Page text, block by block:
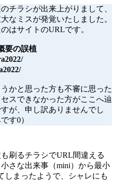
な
ど
通
販
に
つ
い
の
Q&A
に
チラシが出来上がりまして、
なミスが発覚いたしました。
はサイトのURLです。
要の誤植
かと思った方も不審に思った
スできなかった方がここへ辿
が、申し訳ありませんでし
す0）
刷るチラシでURL間違える
さな出来事（mini）から最小
しまったようで、シャレにも